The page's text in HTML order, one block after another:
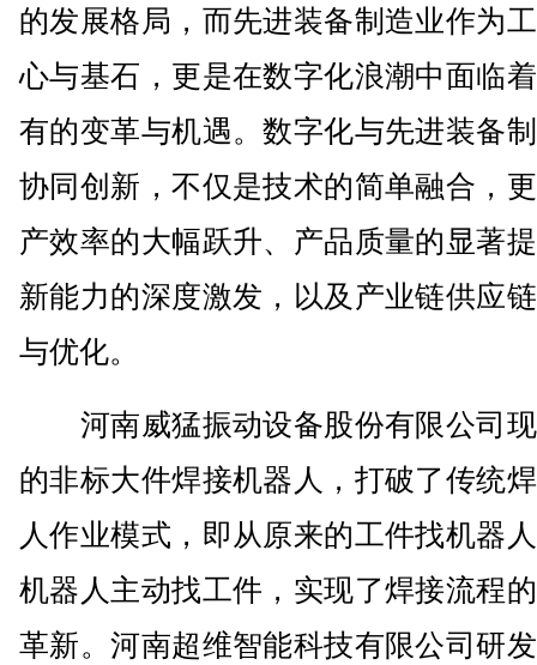
的发展格局，而先进装备制造业作为
心与基石，更是在数字化浪潮中面临
有的变革与机遇。数字化与先进装备
协同创新，不仅是技术的简单融合，
产效率的大幅跃升、产品质量的显著
新能力的深度激发，以及产业链供应
与优化。
河南威猛振动设备股份有限公司
的非标大件焊接机器人，打破了传统
人作业模式，即从原来的工件找机器
机器人主动找工件，实现了焊接流程
革新。河南超维智能科技有限公司研